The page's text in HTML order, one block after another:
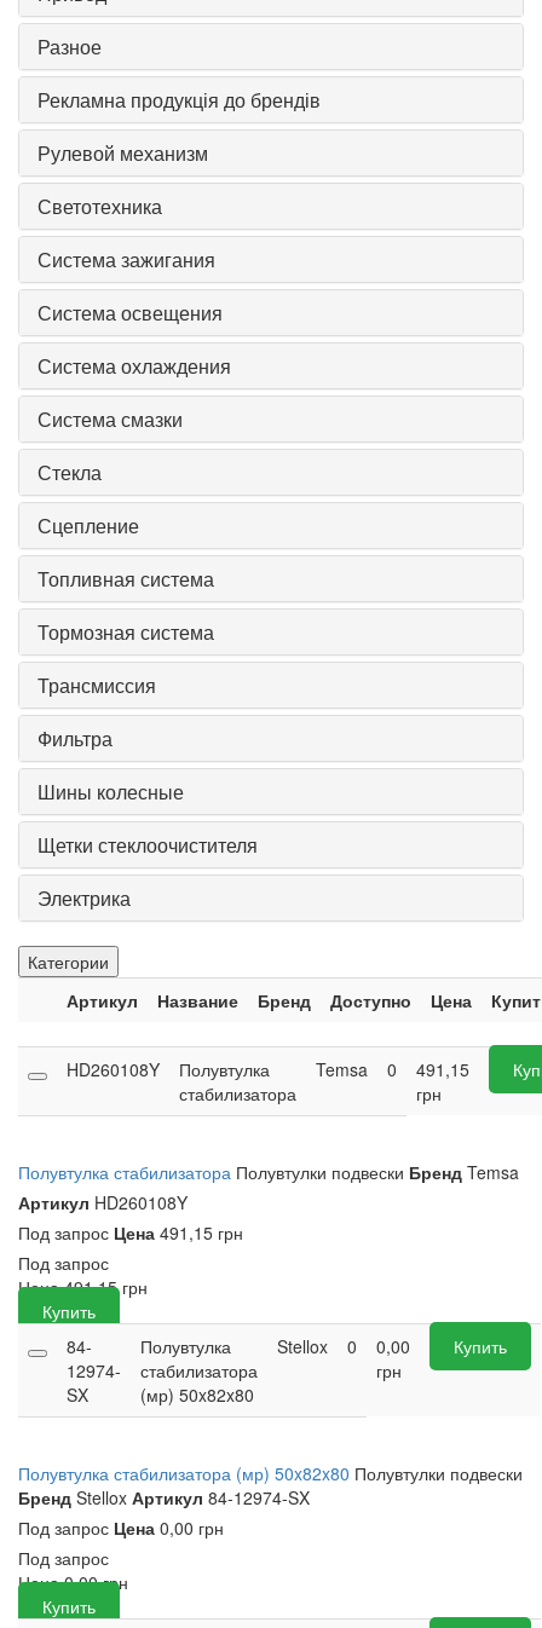
Разное
Рекламна продукція до брендів
Рулевой механизм
Светотехника
Система зажигания
Система освещения
Система охлаждения
Система смазки
Стекла
Сцепление
Топливная система
Тормозная система
Трансмиссия
Фильтра
Шины колесные
Щетки стеклоочистителя
Электрика
Категории
Артикул
Название Бренд Доступно Цена
HD260108Y
Полувтулка
стабилизатора
Temsa 0
491,15
грн
Полувтулка стабилизатора Полувтулки подвески Бренд Temsa
Артикул HD260108Y
Под запрос Цена 491,15 грн
Под запрос
Цена 491,15грн
Купить
84-
12974-
SX
Полувтулка
стабилизатора
(мр) 50x82x80
Stellox 0
0,00
грн
Купить
Полувтулка стабилизатора (мр) 50x82x80 Полувтулки подвески
Бренд Stellox Артикул 84-12974-SX
Под запрос Цена 0,00 грн
Под запрос
Цена 0,00грн
Купить